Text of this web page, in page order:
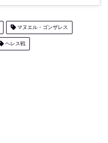
マヌエル・ゴンザレス
ヘレス戦